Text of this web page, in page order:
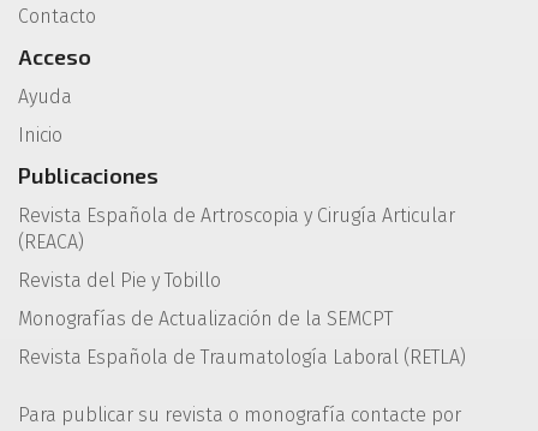
Contacto
Acceso
Ayuda
Inicio
Publicaciones
Revista Española de Artroscopia y Cirugía Articular
(REACA)
Revista del Pie y Tobillo
Monografías de Actualización de la SEMCPT
Revista Española de Traumatología Laboral (RETLA)
Para publicar su revista o monografía contacte por